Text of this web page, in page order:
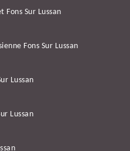
Sur Lussan
Fons Sur Lussan
Lussan
Lussan